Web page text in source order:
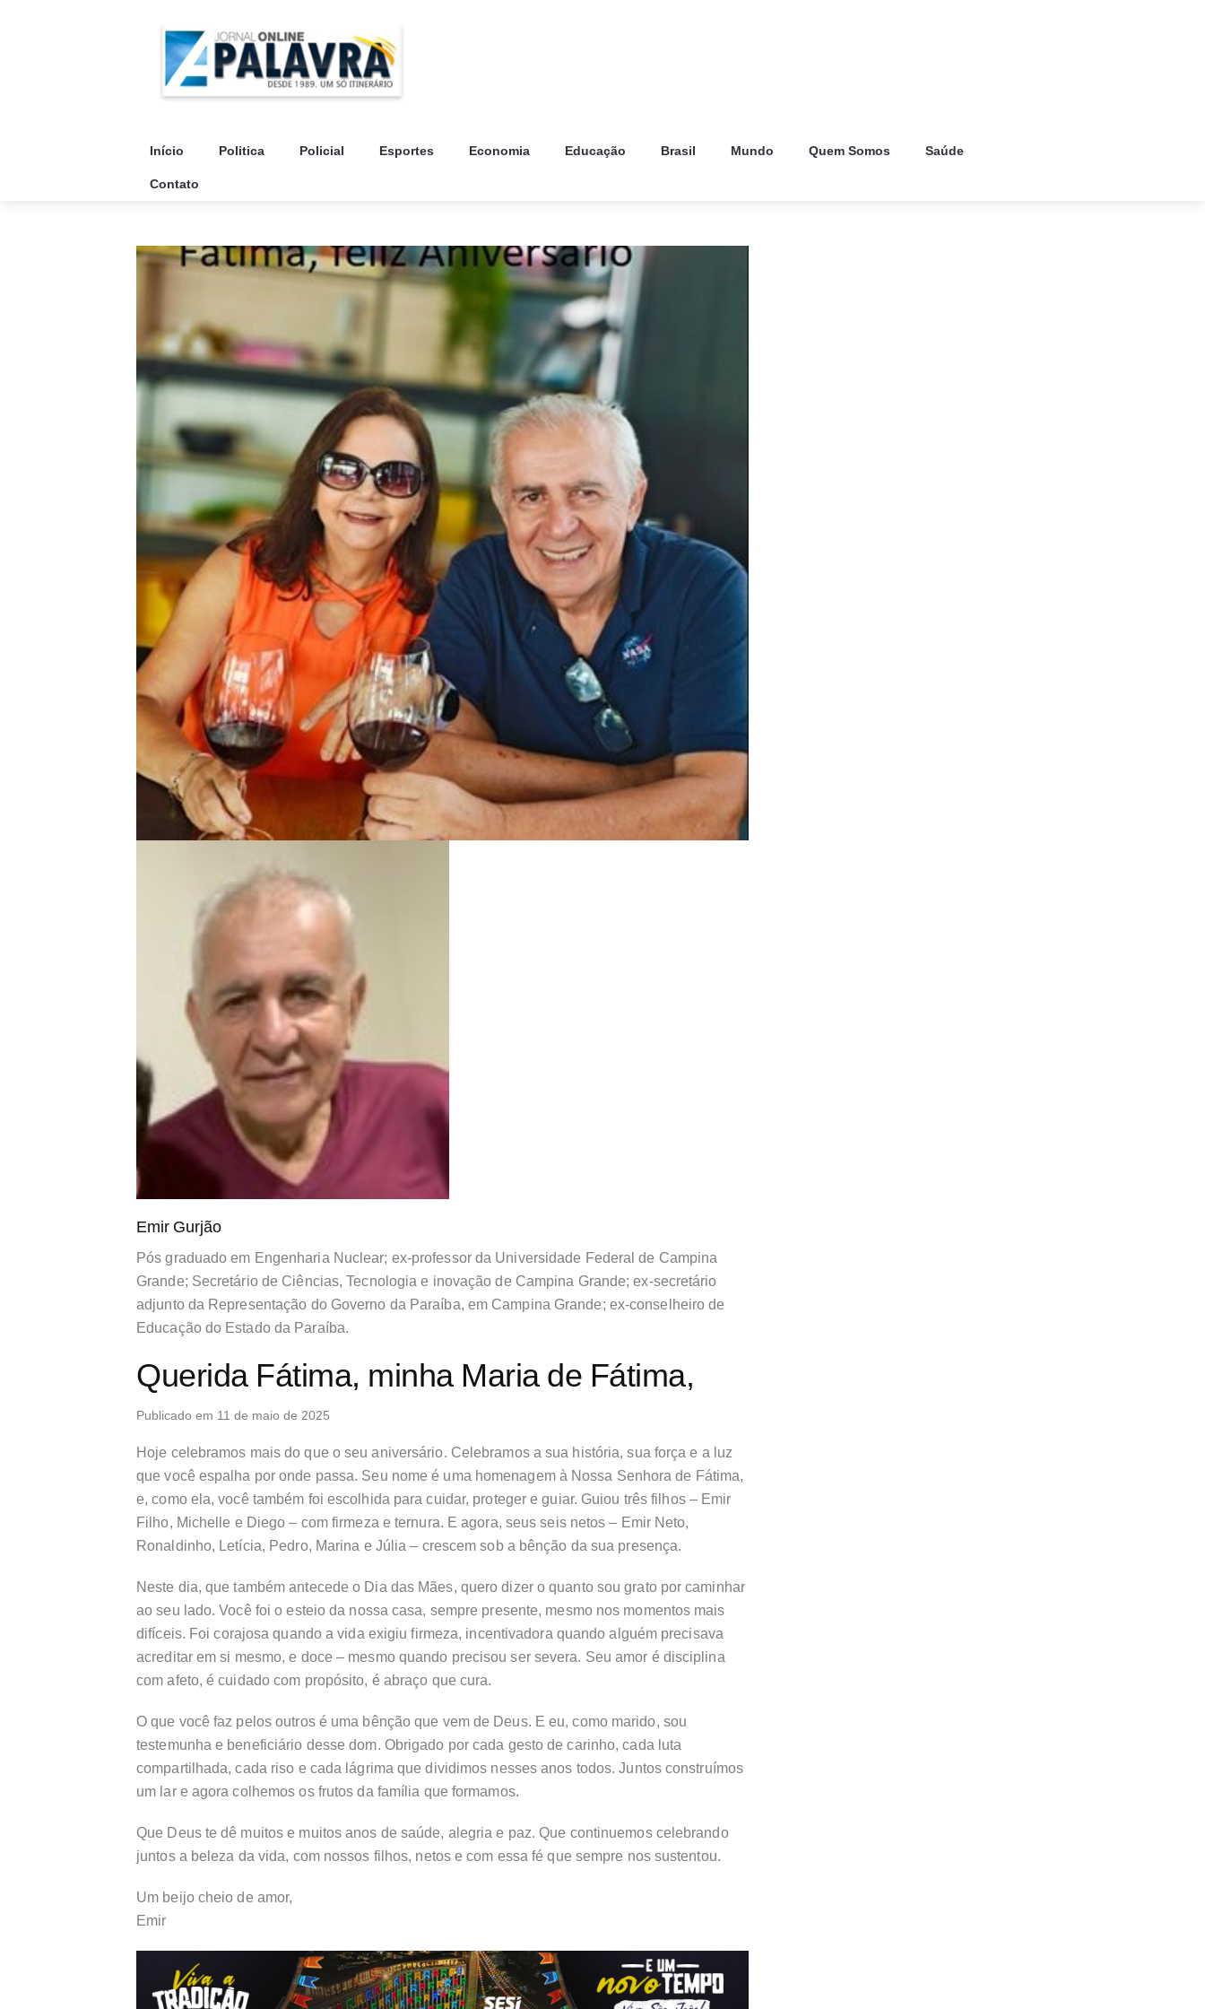
Início Politica Policial Esportes Economia Educação Brasil Mundo Quem Somos Saúde
Contato
Emir Gurjão
Pós graduado em Engenharia Nuclear; ex-professor da Universidade Federal de Campina
Grande; Secretário de Ciências, Tecnologia e inovação de Campina Grande; ex-secretário
adjunto da Representação do Governo da Paraíba, em Campina Grande; ex-conselheiro de
Educação do Estado da Paraíba.
Querida Fátima, minha Maria de Fátima,
Publicado em 11 de maio de 2025
Hoje celebramos mais do que o seu aniversário. Celebramos a sua história, sua força e a luz
que você espalha por onde passa. Seu nome é uma homenagem à Nossa Senhora de Fátima,
e, como ela, você também foi escolhida para cuidar, proteger e guiar. Guiou três filhos – Emir
Filho, Michelle e Diego – com firmeza e ternura. E agora, seus seis netos – Emir Neto,
Ronaldinho, Letícia, Pedro, Marina e Júlia – crescem sob a bênção da sua presença.
Neste dia, que também antecede o Dia das Mães, quero dizer o quanto sou grato por caminhar
ao seu lado. Você foi o esteio da nossa casa, sempre presente, mesmo nos momentos mais
difíceis. Foi corajosa quando a vida exigiu firmeza, incentivadora quando alguém precisava
acreditar em si mesmo, e doce – mesmo quando precisou ser severa. Seu amor é disciplina
com afeto, é cuidado com propósito, é abraço que cura.
O que você faz pelos outros é uma bênção que vem de Deus. E eu, como marido, sou
testemunha e beneficiário desse dom. Obrigado por cada gesto de carinho, cada luta
compartilhada, cada riso e cada lágrima que dividimos nesses anos todos. Juntos construímos
um lar e agora colhemos os frutos da família que formamos.
Que Deus te dê muitos e muitos anos de saúde, alegria e paz. Que continuemos celebrando
juntos a beleza da vida, com nossos filhos, netos e com essa fé que sempre nos sustentou.
Um beijo cheio de amor,
Emir